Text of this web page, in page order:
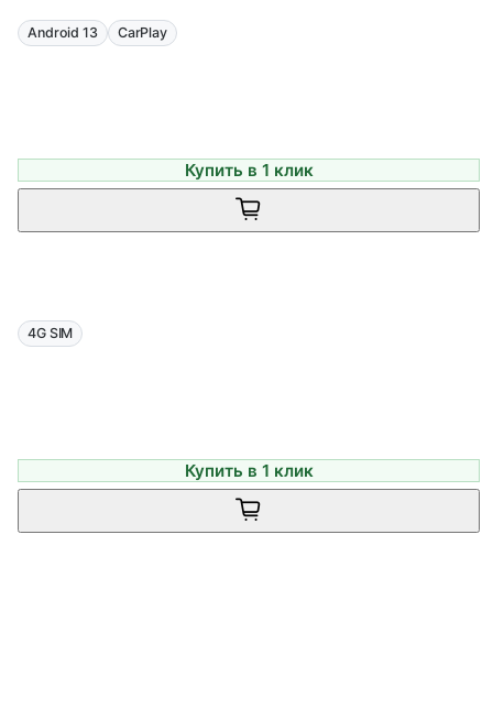
Android 13 CarPlay
Купить в 1 клик
4G SIM
Купить в 1 клик